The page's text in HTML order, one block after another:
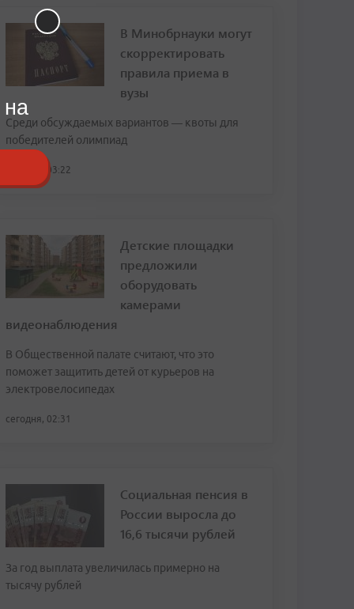
В Минобрнауки могут
скорректировать
правила приема в
вузы
Среди обсуждаемых вариантов — квоты для
победителей олимпиад
сегодня, 03:22
Детские площадки
предложили
оборудовать
камерами
видеонаблюдения
В Общественной палате считают, что это
поможет защитить детей от курьеров на
электровелосипедах
сегодня, 02:31
Социальная пенсия в
России выросла до
16,6 тысячи рублей
За год выплата увеличилась примерно на
тысячу рублей